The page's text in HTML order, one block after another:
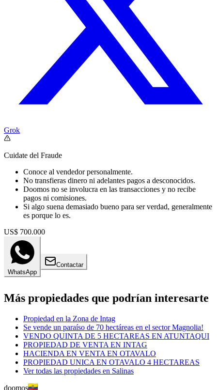
Grok
Cuidate del Fraude
Conoce al vendedor personalmente.
No transfieras dinero ni adelantes pagos a desconocidos.
Doomos no se involucra en las transacciones y no recibe
pagos ni comisiones.
Si algo suena demasiado bueno para ser verdad, generalmente
es porque lo es.
US$ 700.000
WhatsApp
Contactar
Más propiedades que podrían interesarte
Propiedad en la Zona de Intag
Se vende un paraíso de 70 hectáreas en el sector Magnolia!
VENDO QUINTA DE 5 HECTAREAS EN ATUNTAQUI
PROPIEDAD DE VENTA EN INTAG
HACIENDA EN VENTA EN OTAVALO
PROPIEDAD UNICA EN OTAVALO 4 HECTAREAS
Ver todas las propiedades en Salinas
doomos